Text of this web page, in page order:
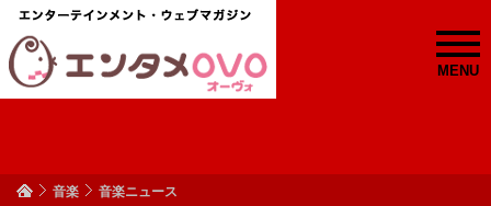
MENU
音楽 音楽ニュース